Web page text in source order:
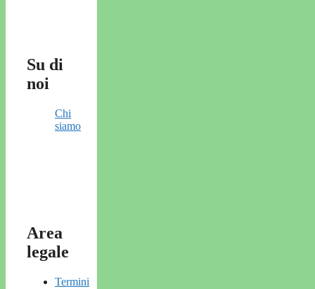
Su di
noi
Chi
siamo
Area
legale
Termini